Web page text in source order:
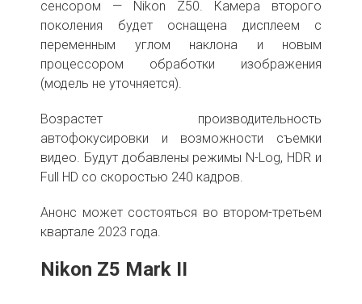
сенсором — Nikon Z50. Камера второго
поколения будет оснащена дисплеем с
переменным углом наклона и новым
процессором обработки изображения
(модель не уточняется).
Возрастет производительность
автофокусировки и возможности съемки
видео. Будут добавлены режимы N-Log, HDR и
Full HD со скоростью 240 кадров.
Анонс может состояться во втором-третьем
квартале 2023 года.
Nikon Z5 Mark II